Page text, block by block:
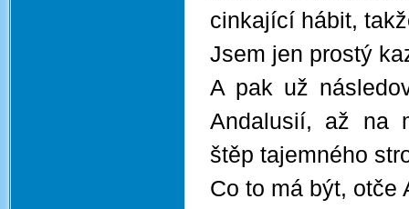
cinkající hábit,
Jsem jen prostý
A pak už
Andalusií, až na
štěp tajemného
Co to má být, otče